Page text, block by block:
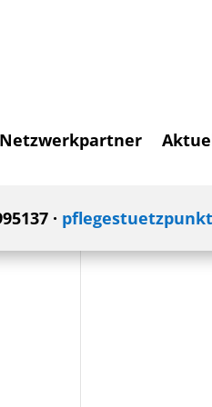
Netzwerkpartner
·